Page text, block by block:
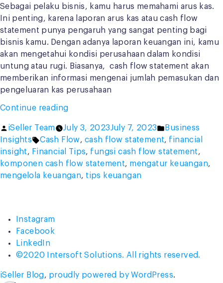
Sebagai pelaku bisnis, kamu harus memahami arus kas.
Ini penting, karena laporan arus kas atau cash flow
statement punya pengaruh yang sangat penting bagi
bisnis kamu. Dengan adanya laporan keuangan ini, kamu
akan mengetahui kondisi perusahaan dalam kondisi
untung atau rugi. Biasanya, cash flow statement akan
memberikan informasi mengenai jumlah pemasukan dan
pengeluaran kas perusahaan
Continue reading“Apa
Cash
Flow
Statement
dalam
Bisnis
Posted
by
iSeller Team July 3, 2023July 7, 2023
Posted
in
Business
Insights
Tags:
Cash Flow, cash flow statement, financial
insight, Financial Tips, fungsi cash flow statement,
komponen cash flow statement, mengatur keuangan,
mengelola keuangan, tips keuangan
Instagram
Facebook
LinkedIn
©2020 Intersoft Solutions. All rights reserved.
iSeller Blog, proudly powered by WordPress.